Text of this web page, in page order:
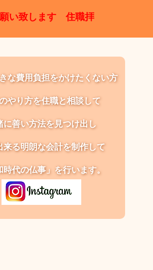
い致します 住職拝
な費用負担をかけたくない方
やり方を住職と相談して
に善い方法を見つけ出し
来る明朗な会計を制作して
時代の仏事」を行います。